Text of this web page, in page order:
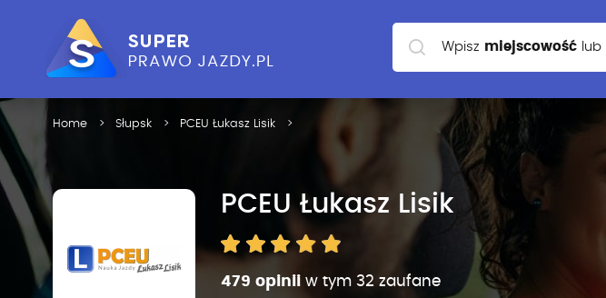
Wpisz miejscowość lub
szkoły
Home Słupsk PCEU Łukasz Lisik
PCEU Łukasz Lisik
479 opinii w tym 32 zaufane